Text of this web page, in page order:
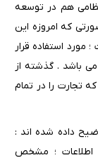
هم در توسعه
که امروزه این
مورد استفاده قرار
باشد . گذشته از
تجارت را در تمام
داده شده اند :
اطلاعات ؛ مشخص